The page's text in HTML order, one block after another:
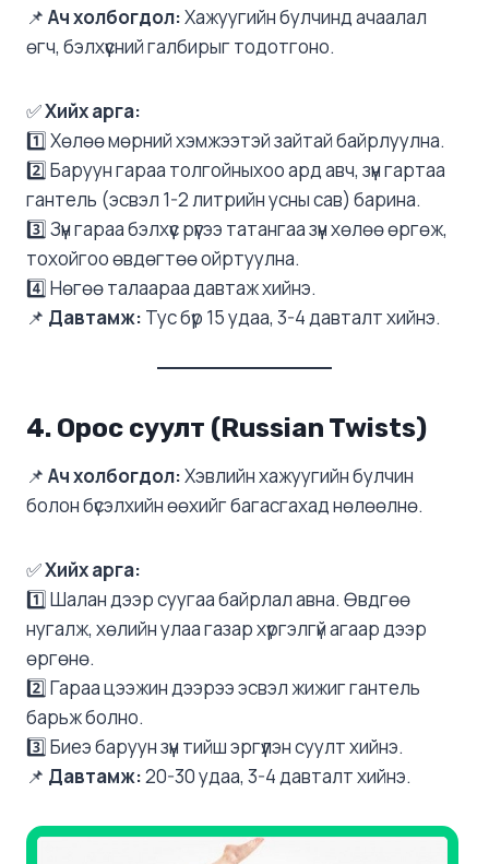
📌 Ач холбогдол:Хажуугийн булчинд ачаалал
өгч, бэлхүүсний галбирыг тодотгоно.
✅Хийх арга:
1️⃣ Хөлөө мөрний хэмжээтэй зайтай байрлуулна.
2️⃣ Баруун гараа толгойныхоо ард авч, зүүн гартаа
гантель (эсвэл 1-2 литрийн усны сав) барина.
3️⃣ Зүүн гараа бэлхүүс рүүгээ татангаа зүүн хөлөө өргөж,
тохойгоо өвдөгтөө ойртуулна.
4️⃣ Нөгөө талаараа давтаж хийнэ.
📌 Давтамж: Тус бүр 15 удаа, 3-4 давталт хийнэ.
4. Орос суулт (Russian Twists)
📌 Ач холбогдол:Хэвлийн хажуугийн булчин
болон бүсэлхийн өөхийг багасгахад нөлөөлнө.
✅Хийх арга:
1️⃣ Шалан дээр суугаа байрлал авна. Өвдгөө
нугалж, хөлийн улаа газар хүргэлгүй агаар дээр
өргөнө.
2️⃣ Гараа цээжин дээрээ эсвэл жижиг гантель
барьж болно.
3️⃣ Биеэ баруун зүүн тийш эргүүлэн суулт хийнэ.
📌 Давтамж:20-30 удаа, 3-4 давталт хийнэ.